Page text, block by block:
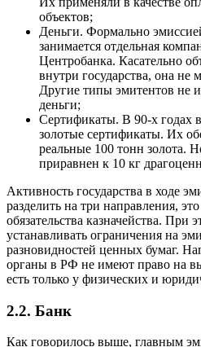
объектов;
Деньги. Формально
занимается отдельная
Центробанка. Касательно
внутри государства, она не
Другие типы эмитентов не
деньги;
Сертификаты. В 90-х годах
золотые сертификаты. Их
реальные 100 тонн золота.
приравнен к 10 кг
Активность государства в ходе
разделить на три направления,
обязательства казначейства. При
устанавливать ограничения на
разновидностей ценных бумаг.
органы в РФ не имеют право на
есть только у физических и
2.2. Банк
Как говорилось выше, главным